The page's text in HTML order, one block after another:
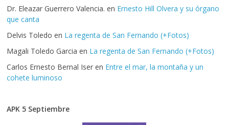
Dr. Eleazar Guerrero Valencia. en Ernesto Hill Olvera y su órgano
que canta
Delvis Toledo en La regenta de San Fernando (+Fotos)
Magali Toledo Garcia en La regenta de San Fernando (+Fotos)
Carlos Ernesto Bernal Iser en Entre el mar, la montaña y un
cohete luminoso
APK 5 Septiembre